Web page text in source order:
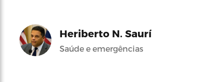
Heriberto N. Saurí
Saúde e emergências